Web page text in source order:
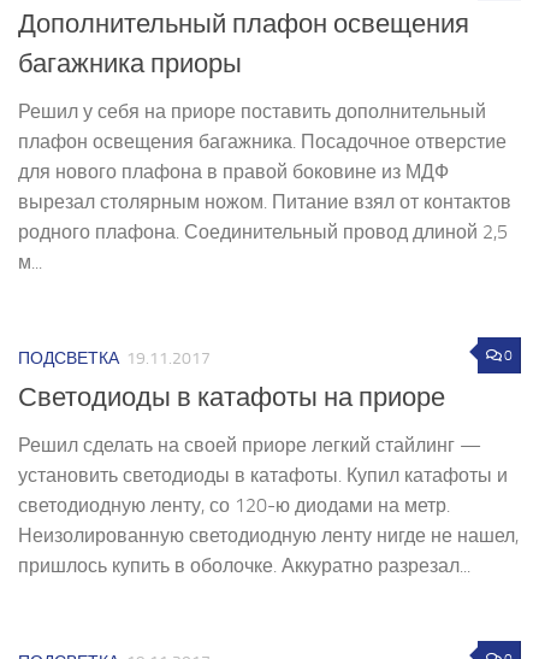
Дополнительный плафон освещения
багажника приоры
Решил у себя на приоре поставить дополнительный
плафон освещения багажника. Посадочное отверстие
для нового плафона в правой боковине из МДФ
вырезал столярным ножом. Питание взял от контактов
родного плафона. Соединительный провод длиной 2,5
м...
0
ПОДСВЕТКА 19.11.2017
Светодиоды в катафоты на приоре
Решил сделать на своей приоре легкий стайлинг —
установить светодиоды в катафоты. Купил катафоты и
светодиодную ленту, со 120-ю диодами на метр.
Неизолированную светодиодную ленту нигде не нашел,
пришлось купить в оболочке. Аккуратно разрезал...